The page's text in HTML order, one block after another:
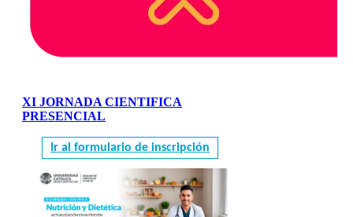
XI JORNADA CIENTIFICA
PRESENCIAL
Ir al formulario de inscripción